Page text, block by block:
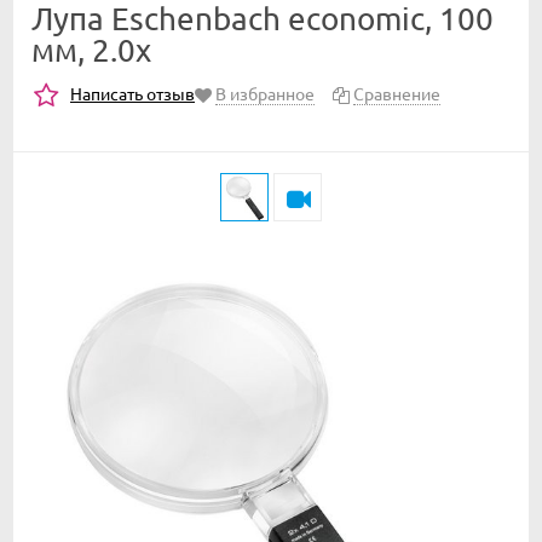
Лупа Eschenbach economic, 100
мм, 2.0х
Написать отзыв В избранное Сравнение